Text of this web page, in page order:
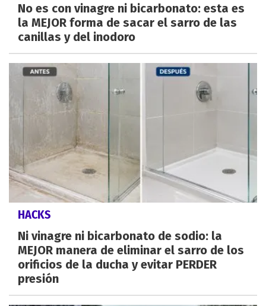
No es con vinagre ni bicarbonato: esta es
la MEJOR forma de sacar el sarro de las
canillas y del inodoro
HACKS
Ni vinagre ni bicarbonato de sodio: la
MEJOR manera de eliminar el sarro de los
orificios de la ducha y evitar PERDER
presión